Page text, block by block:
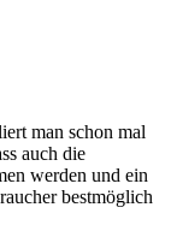
man schon mal
auch die
werden und ein
bestmöglich